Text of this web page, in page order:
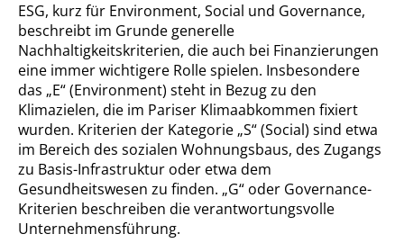
ESG, kurz für Environment, Social und Governance,
beschreibt im Grunde generelle
Nachhaltigkeitskriterien, die auch bei Finanzierungen
eine immer wichtigere Rolle spielen. Insbesondere
das „E“ (Environment) steht in Bezug zu den
Klimazielen, die im Pariser Klimaabkommen fixiert
wurden. Kriterien der Kategorie „S“ (Social) sind etwa
im Bereich des sozialen Wohnungsbaus, des Zugangs
zu Basis-Infrastruktur oder etwa dem
Gesundheitswesen zu finden. „G“ oder Governance-
Kriterien beschreiben die verantwortungsvolle
Unternehmensführung.